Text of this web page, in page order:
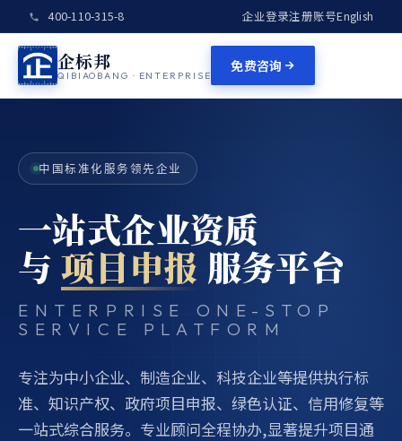
400-110-315-8 企业登录注册账号English
企标邦
QIBIAOBANG · ENTERPRISE
免费咨询
中国标准化服务领先企业
一站式企业资质
与 项目申报 服务平台
ENTERPRISE ONE-STOP
SERVICE PLATFORM
专注为中小企业、制造企业、科技企业等提供执行标
准、知识产权、政府项目申报、绿色认证、信用修复等
一站式综合服务。专业顾问全程协办,显著提升项目通